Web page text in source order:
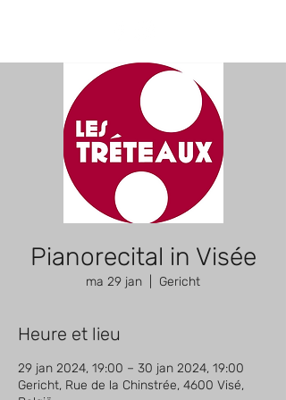
Pianorecital in Visée
ma 29 jan Gericht
Heure et lieu
29 jan 2024, 19:00 – 30 jan 2024, 19:00
Gericht, Rue de la Chinstrée, 4600 Visé,